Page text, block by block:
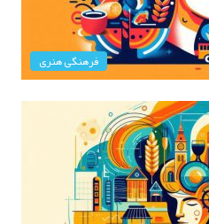
فرهنگی هنری